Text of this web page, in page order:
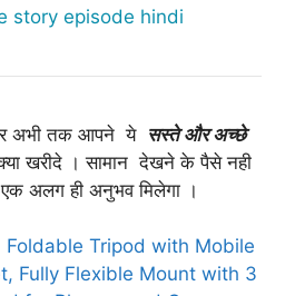
story episode hindi
अभी तक आपने ये सस्ते और अच्छे
खरीदे । सामान देखने के पैसे नही
अलग ही अनुभव मिलेगा ।
Foldable Tripod with Mobile
Fully Flexible Mount with 3